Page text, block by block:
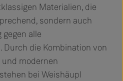
Materialien, die
sondern auch
alle
die Kombination von
modernen
bei Weishäupl